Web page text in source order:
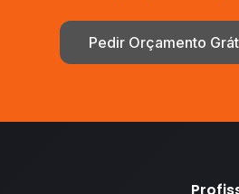
Pedir Orçamento